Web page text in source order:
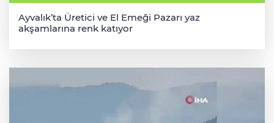
Ayvalık’ta Üretici ve El Emeği Pazarı yaz
akşamlarına renk katıyor